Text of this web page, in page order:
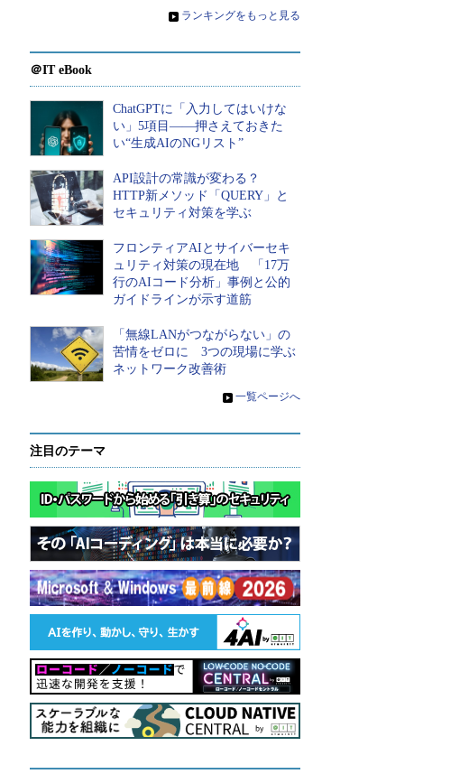
» ランキングをもっと見る
＠IT eBook
ChatGPTに「入力してはいけな
い」5項目――押さえておきた
い“生成AIのNGリスト”
API設計の常識が変わる？
HTTP新メソッド「QUERY」と
セキュリティ対策を学ぶ
フロンティアAIとサイバーセキ
ュリティ対策の現在地 「17万
行のAIコード分析」事例と公的
ガイドラインが示す道筋
「無線LANがつながらない」の
苦情をゼロに 3つの現場に学ぶ
ネットワーク改善術
» 一覧ページへ
注目のテーマ